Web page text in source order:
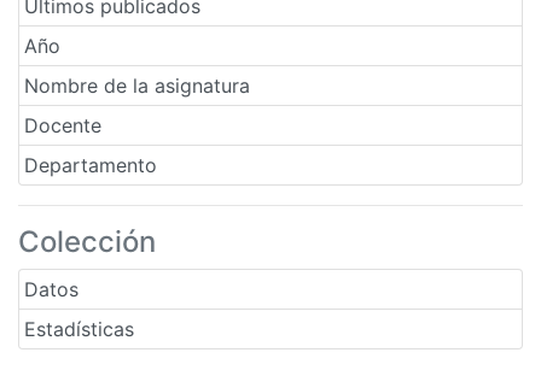
Últimos publicados
Año
Nombre de la asignatura
Docente
Departamento
Colección
Datos
Estadísticas